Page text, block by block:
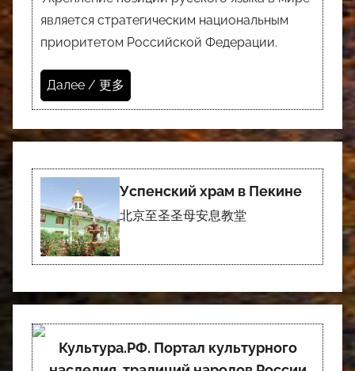
является стратегическим национальным
приоритетом Российской Федерации.
Далее / 更多
Успенский храм в Пекине
北京至圣圣母安息教堂
Культура.РФ. Портал культурного